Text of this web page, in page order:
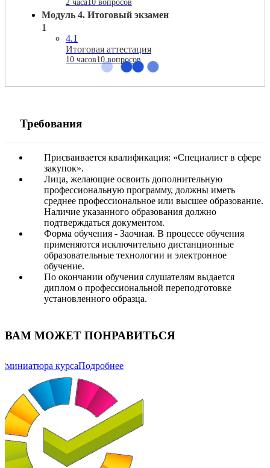
2 часа10 вопросов
Модуль 4. Итоговый экзамен
1
4.1
Итоговая аттестация
10 часов10 вопросов
Требования
Присваивается квалификация: «Специалист в сфере
закупок».
Лица, желающие освоить дополнительную
профессиональную программу, должны иметь
среднее профессиональное или высшее образование.
Наличие указанного образования должно
подтверждаться документом.
Форма обучения - Заочная. В процессе обучения
применяются исключительно дистанционные
образовательные технологии и электронное
обучение.
По окончании обучения слушателям выдается
диплом о профессиональной переподготовке
установленного образца.
ВАМ МОЖЕТ ПОНРАВИТЬСЯ
Подробнее